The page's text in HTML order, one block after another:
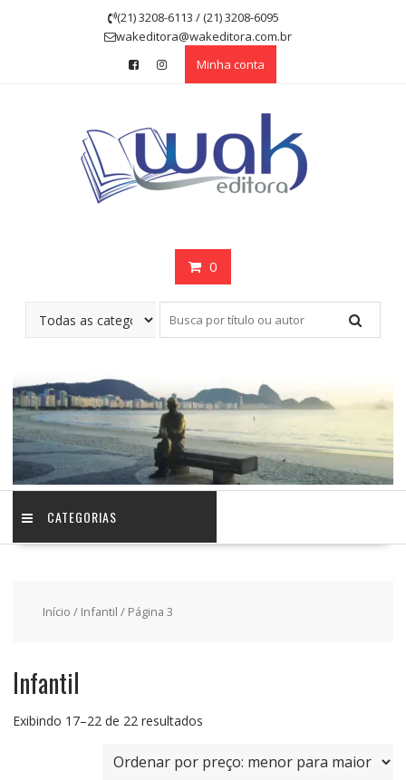
(21) 3208-6113 / (21) 3208-6095
wakeditora@wakeditora.com.br
Minha conta
0
CATEGORIAS
Início / Infantil / Página 3
Infantil
Exibindo 17–22 de 22 resultadosClassificado
preço: